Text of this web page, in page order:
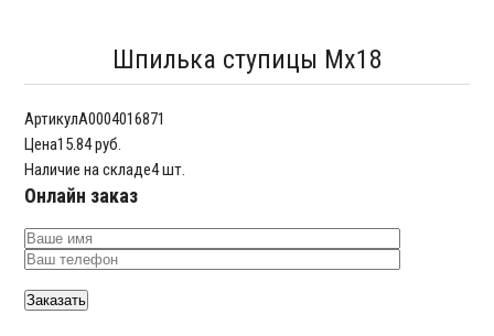
Шпилька ступицы Мx18
АртикулA0004016871
Цена15.84 руб.
Наличие на складе4 шт.
Онлайн заказ